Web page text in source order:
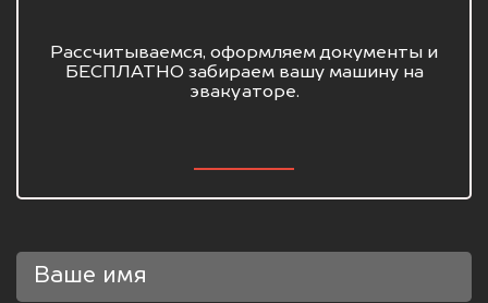
Рассчитываемся, оформляем документы и
БЕСПЛАТНО забираем вашу машину на
эвакуаторе.